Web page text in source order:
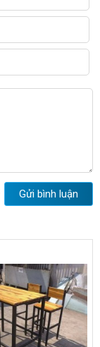
Gửi bình luận